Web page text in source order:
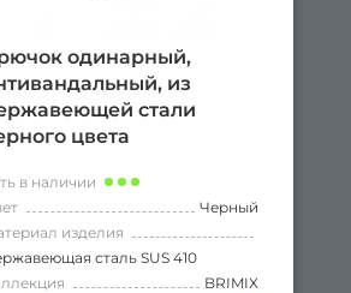
одинарный,
из
стали
цвета
в наличии
Черный
изделия
сталь SUS 410
BRIMIX